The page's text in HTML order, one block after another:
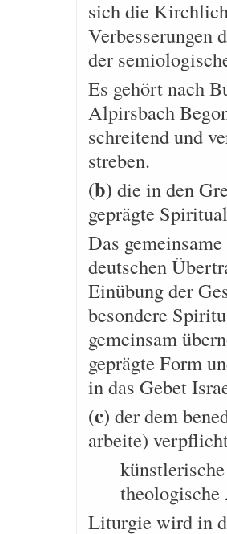
sich die
Verbesserungen
der
Es gehört nach
Alpirsbach
schreitend und
streben.
(b) die in den
geprägte
Das
deutschen
Einübung der
besondere
gemeinsam
geprägte Form
in das Gebet
(c) der dem
arbeite)
theologische
Liturgie wird in